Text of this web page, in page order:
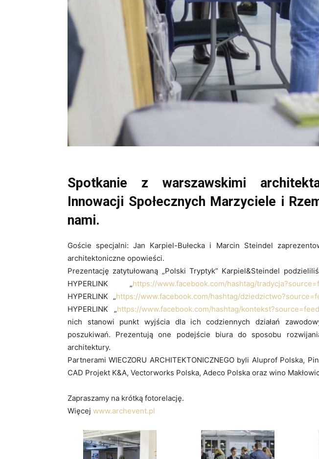
Spotkanie z warszawskimi
Innowacji Społecznych Marzyciele i
nami.
Goście specjalni: Jan Karpiel-Bułecka i Marcin Steindel
architektoniczne opowieści.
Prezentację zatytułowaną „Polski Tryptyk” Karpiel&Steindel
HYPERLINK „https://www.facebook.com/hashtag/
HYPERLINK „https://www.facebook.com/hashtag/
HYPERLINK „https://www.facebook.com/hashtag/
nich stanowi punkt wyjścia dla ich codziennych działań
poszukiwań. Prezentują one podejście biura do sposobu
architektury.
Partnerami WIECZORU ARCHITEKTONICZNEGO byli Aluprof Polska,
CAD Projekt K&A, Vectorworks Polska, Adeco Polska oraz wino
Zapraszamy na krótką fotorelację.
Więcej www.archevent.pl